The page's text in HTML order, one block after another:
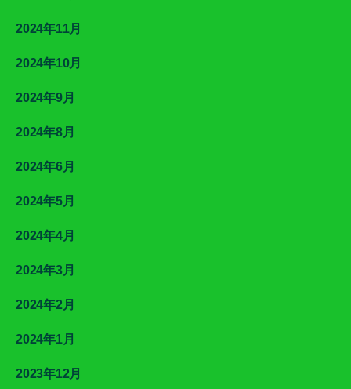
2024年11月
2024年10月
2024年9月
2024年8月
2024年6月
2024年5月
2024年4月
2024年3月
2024年2月
2024年1月
2023年12月